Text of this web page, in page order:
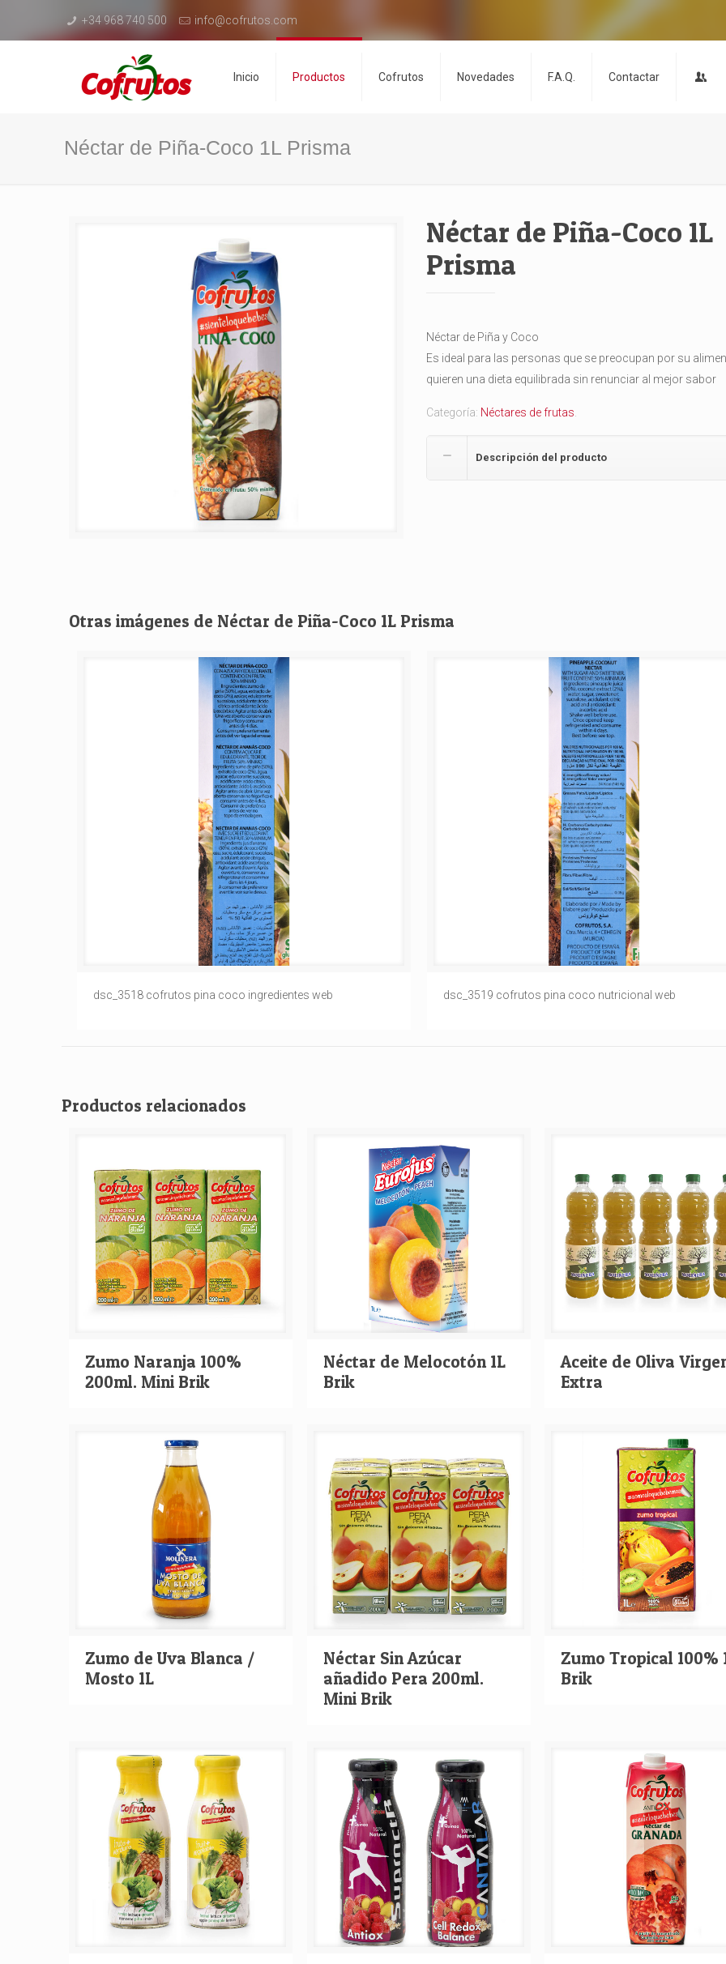
+34 968 740 500 info@cofrutos.com
Inicio Productos Cofrutos Novedades F.A.Q. Contactar
Néctar de Piña-Coco 1L Prisma
Néctar de Piña-Coco 1L
Prisma
Néctar de Piña y Coco
Es ideal para las personas que se preocupan por su
quieren una dieta equilibrada sin renunciar al mejor sabor
Categoría: Néctares de frutas
Descripción del producto
Otras imágenes de Néctar de Piña-Coco 1L Prisma
dsc_3518 cofrutos pina coco ingredientes web dsc_3519 cofrutos pina coco nutricional web
Productos relacionados
Zumo Naranja 100%
200ml. Mini Brik
Néctar de Melocotón 1L
Brik
Aceite de Oliva
Extra
Zumo de Uva Blanca /
Mosto 1L
Néctar Sin Azúcar
añadido Pera 200ml.
Mini Brik
Zumo Tropical 100%
Brik